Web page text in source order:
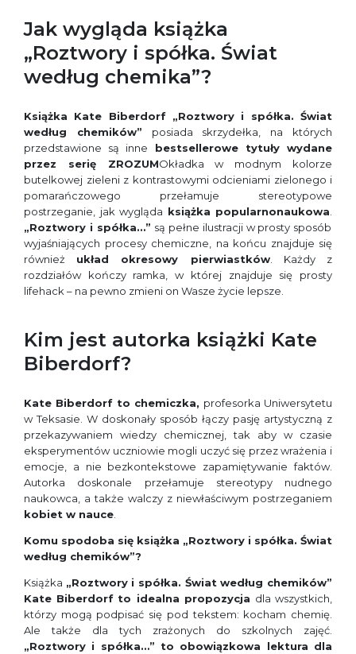
Jak wygląda książka
„Roztwory i spółka. Świat
według chemika”?
Książka Kate Biberdorf „Roztwory i spółka. Świat
według chemików” posiada skrzydełka, na których
przedstawione są inne bestsellerowe tytuły wydane
przez serię ZROZUMOkładka w modnym kolorze
butelkowej zieleni z kontrastowymi odcieniami zielonego i
pomarańczowego przełamuje stereotypowe
postrzeganie, jak wygląda książka popularnonaukowa
„Roztwory i spółka…” są pełne ilustracji w prosty sposób
wyjaśniających procesy chemiczne, na końcu znajduje się
również układ okresowy pierwiastków. Każdy z
rozdziałów kończy ramka, w której znajduje się prosty
lifehack – na pewno zmieni on Wasze życie lepsze.
Kim jest autorka książki Kate
Biberdorf?
Kate Biberdorf to chemiczka, profesorka Uniwersytetu
w Teksasie. W doskonały sposób łączy pasję artystyczną z
przekazywaniem wiedzy chemicznej, tak aby w czasie
eksperymentów uczniowie mogli uczyć się przez wrażenia i
emocje, a nie bezkontekstowe zapamiętywanie faktów.
Autorka doskonale przełamuje stereotypy nudnego
naukowca, a także walczy z niewłaściwym postrzeganiem
kobiet w nauce
Komu spodoba się książka „Roztwory i spółka. Świat
według chemików”?
Książka „Roztwory i spółka. Świat według chemików”
Kate Biberdorf to idealna propozycja dla wszystkich,
którzy mogą podpisać się pod tekstem: kocham chemię.
Ale także dla tych zrażonych do szkolnych zajęć.
„Roztwory i spółka…” to obowiązkowa lektura dla